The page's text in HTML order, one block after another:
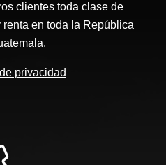
clientes toda clase de
en toda la República
privacidad